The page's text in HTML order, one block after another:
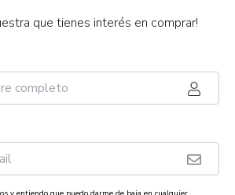
que tienes interés en comprar!